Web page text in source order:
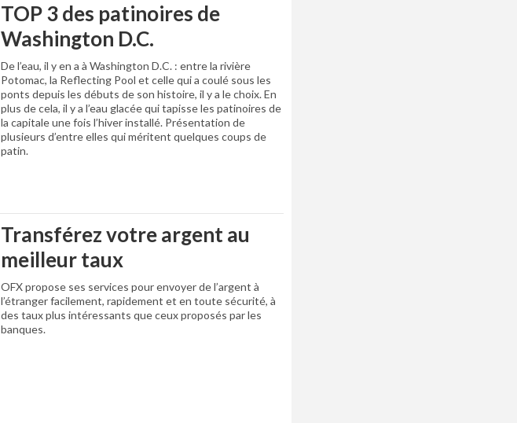
TOP 3 des patinoires de
Washington D.C.
De l’eau, il y en a à Washington D.C. : entre la rivière
Potomac, la Reflecting Pool et celle qui a coulé sous les
ponts depuis les débuts de son histoire, il y a le choix. En
plus de cela, il y a l’eau glacée qui tapisse les patinoires de
la capitale une fois l’hiver installé. Présentation de
plusieurs d’entre elles qui méritent quelques coups de
patin.
Transférez votre argent au
meilleur taux
OFX propose ses services pour envoyer de l’argent à
l’étranger facilement, rapidement et en toute sécurité, à
des taux plus intéressants que ceux proposés par les
banques.